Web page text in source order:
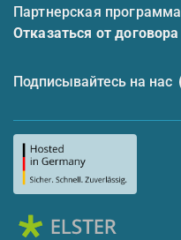
Партнерская программа
Отказаться от договора
Подписывайтесь на нас